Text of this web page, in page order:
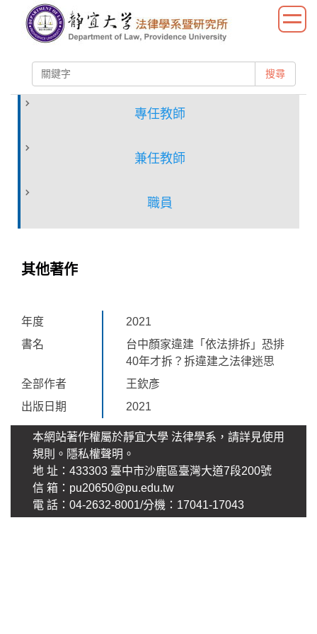
容
搜尋
專任教師
兼任教師
職員
其他著作
年度
2021
書名
台中顏家違建「依法排拆」恐排
40年才拆？拆違建之法律迷思
全部作者
王欽彥
出版日期
2021
本網站著作權屬於靜宜大學 法律學系，請詳見使用
規則。 隱私權聲明 。
地 址：433303 臺中市沙鹿區臺灣大道7段200號
信 箱：pu20650@pu.edu.tw
電 話：04-2632-8001/分機：17041-17043